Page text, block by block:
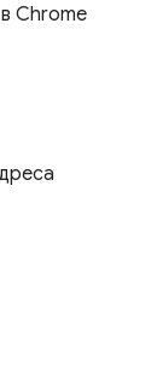
Chrome